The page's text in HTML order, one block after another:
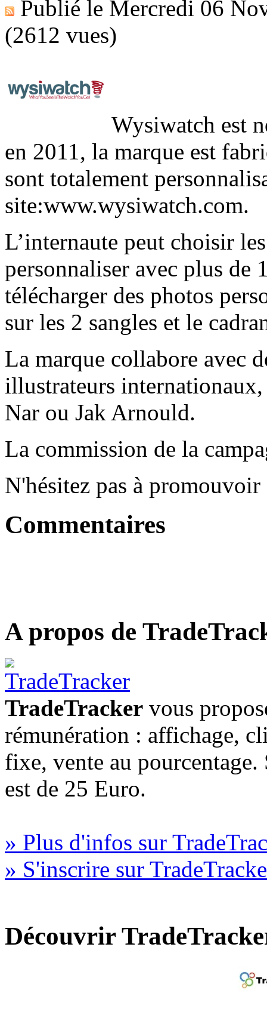
Publié le Mercredi 06
(2612 vues)
Wysiwatch est
en 2011, la marque est
sont totalement
site:www.wysiwatch.com.
L’internaute peut choisir
personnaliser avec plus de
télécharger des photos
sur les 2 sangles et le
La marque collabore avec
illustrateurs
Nar ou Jak Arnould.
La commission de la
N'hésitez pas à
Commentaires
A propos de
TradeTracker vous
rémunération : affichage,
fixe, vente au
est de 25 Euro.
» Plus d'infos sur
» S'inscrire sur
Découvrir